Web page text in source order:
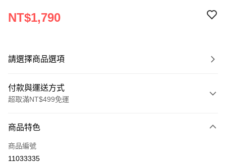
NT$1,790
請選擇商品選項
付款與運送方式
超取滿NT$499免運
信用卡一次付款
超商取貨付款
商品特色
商品編號
11033335